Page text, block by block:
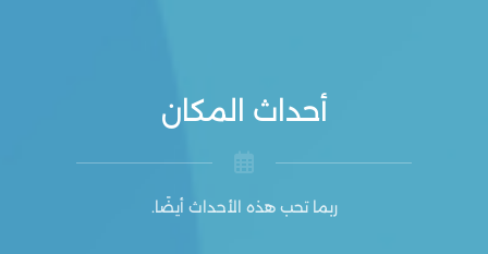
أحداث المكان
ربما تحب هذه الأحداث أيضًا.